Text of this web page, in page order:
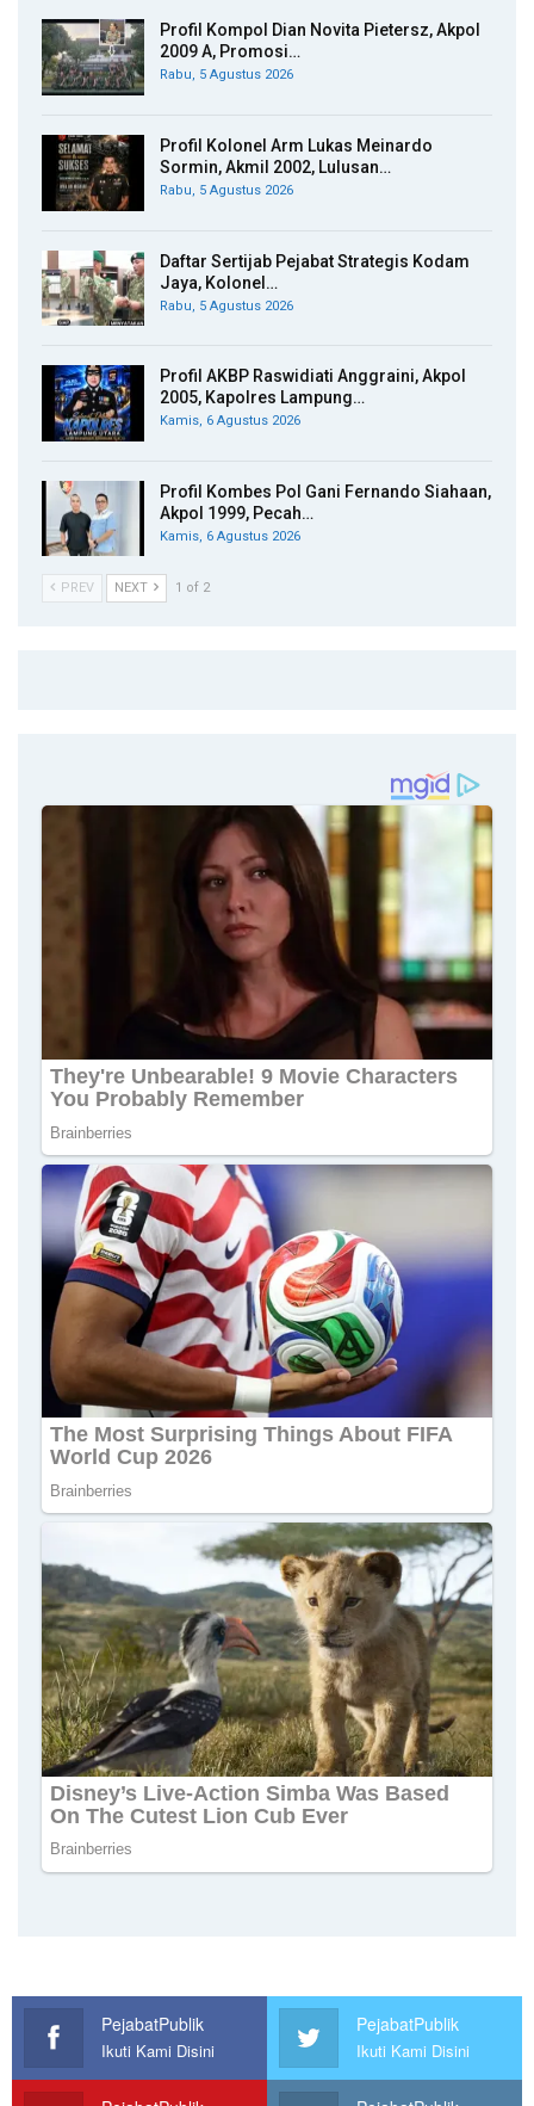
Profil Kompol Dian Novita Pietersz, Akpol
2009 A, Promosi…
Rabu, 5 Agustus 2026
Profil Kolonel Arm Lukas Meinardo
Sormin, Akmil 2002, Lulusan…
Rabu, 5 Agustus 2026
Daftar Sertijab Pejabat Strategis Kodam
Jaya, Kolonel…
Rabu, 5 Agustus 2026
Profil AKBP Raswidiati Anggraini, Akpol
2005, Kapolres Lampung…
Kamis, 6 Agustus 2026
Profil Kombes Pol Gani Fernando Siahaan,
Akpol 1999, Pecah…
Kamis, 6 Agustus 2026
PREV NEXT 1 of 2
PejabatPublik
Ikuti Kami Disini
PejabatPublik
Ikuti Kami Disini